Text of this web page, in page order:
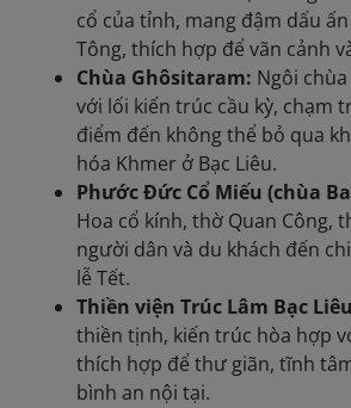
cổ của tỉnh, mang đậm dấu
Tông, thích hợp để vãn cảnh
Chùa Ghôsitaram: Ngôi
với lối kiến trúc cầu kỳ, chạm
điểm đến không thể bỏ qua
hóa Khmer ở Bạc Liêu.
Phước Đức Cổ Miếu (chùa
Hoa cổ kính, thờ Quan Công,
người dân và du khách đến
lễ Tết.
Thiền viện Trúc Lâm Bạc
thiền tịnh, kiến trúc hòa hợp
thích hợp để thư giãn, tĩnh
bình an nội tại.